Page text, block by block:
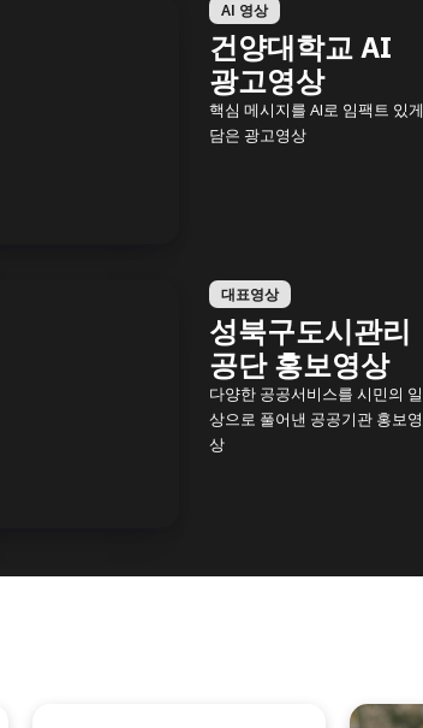
AI 영상
건양대학교 AI
광고영상
핵심 메시지를 AI로 임팩트 있게
담은 광고영상
대표영상
성북구도시관리
공단 홍보영상
다양한 공공서비스를 시민의 일
상으로 풀어낸 공공기관 홍보영
상